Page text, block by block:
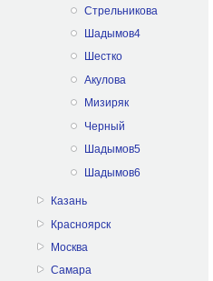
Стрельникова
Шадымов4
Шестко
Акулова
Мизиряк
Черный
Шадымов5
Шадымов6
Казань
Красноярск
Москва
Самара